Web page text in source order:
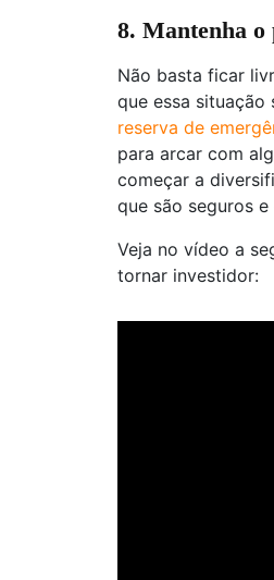
8. Mantenha o
Não basta ficar
que essa situação
reserva de
para arcar com
começar a
que são seguros
Veja no vídeo a
tornar investidor: